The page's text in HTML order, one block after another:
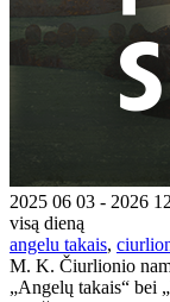
2025 06 03 - 2026
visą dieną
angelu takais,
M. K. Čiurlionio
„Angelų takais“ bei